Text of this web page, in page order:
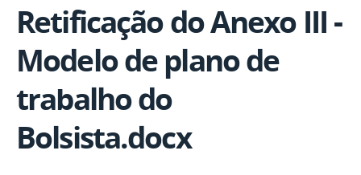
Retificação do Anexo III -
Modelo de plano de
trabalho do
Bolsista.docx